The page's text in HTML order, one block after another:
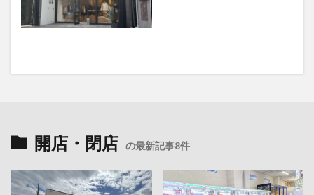
開店・閉店 の最新記事8件